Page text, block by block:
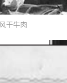
干牛肉